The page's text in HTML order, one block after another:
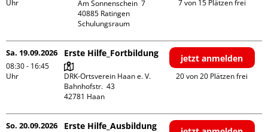
Uhr
Am Sonnenschein  7
40885 Ratingen
Schulungsraum
7 von 15 Plätzen frei
Sa. 19.09.2026
08:30 - 16:45
Uhr
Erste Hilfe_Fortbildung
DRK-Ortsverein Haan e. V.
Bahnhofstr.  43
jetzt anmelden
20 von 20 Plätzen frei
So. 20.09.2026 Erste Hilfe_Ausbildung